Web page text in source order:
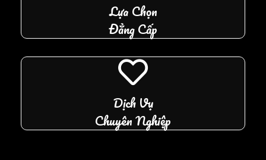
Lựa Chọn
Đẳng Cấp
Dịch Vụ
Chuyên Nghiệp